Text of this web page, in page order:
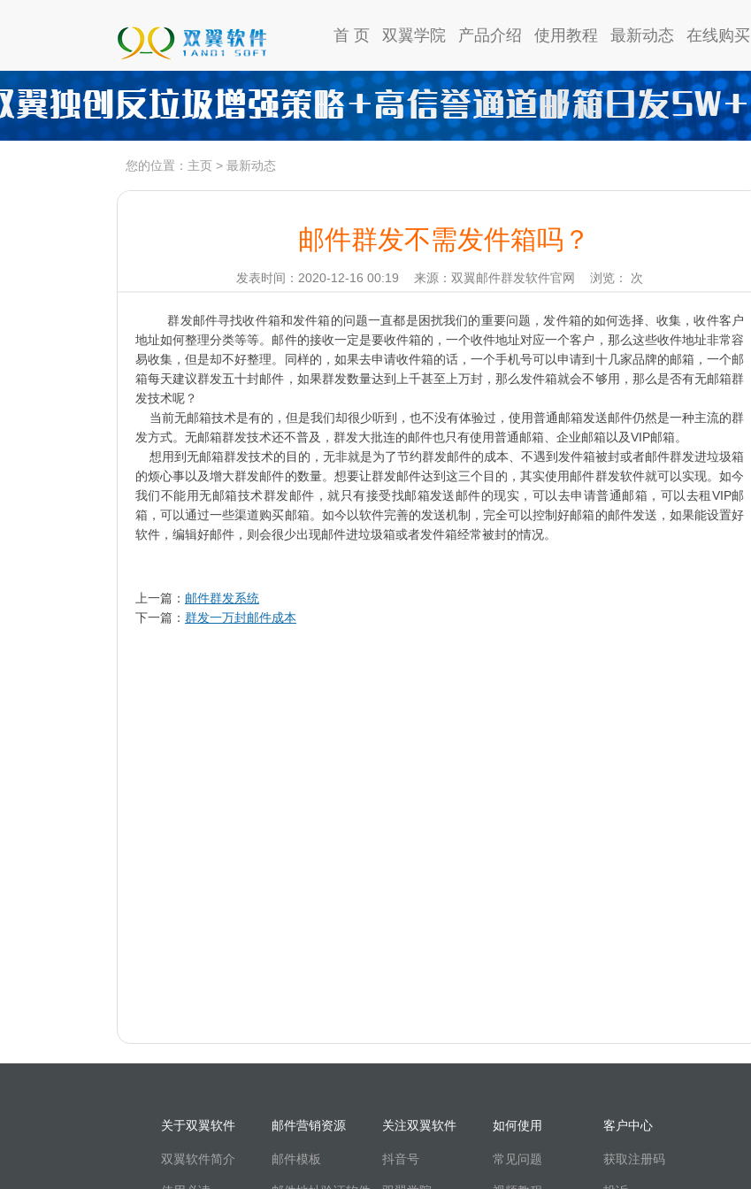
首 页 双翼学院 产品介绍 使用教程 最新动态 在线购买
您的位置： 主页 > 最新动态
邮件群发不需发件箱吗？
发表时间：2020-12-16 00:19 来源：双翼邮件群发软件官网 浏览： 次
群发邮件寻找收件箱和发件箱的问题一直都是困扰我们的重要问题，发件箱的如何选择、收集，收件客户
地址如何整理分类等等。邮件的接收一定是要收件箱的，一个收件地址对应一个客户，那么这些收件地址非常容
易收集，但是却不好整理。同样的，如果去申请收件箱的话，一个手机号可以申请到十几家品牌的邮箱，一个邮
箱每天建议群发五十封邮件，如果群发数量达到上千甚至上万封，那么发件箱就会不够用，那么是否有无邮箱群
发技术呢？
当前无邮箱技术是有的，但是我们却很少听到，也不没有体验过，使用普通邮箱发送邮件仍然是一种主流的群
发方式。无邮箱群发技术还不普及，群发大批连的邮件也只有使用普通邮箱、企业邮箱以及VIP邮箱。
想用到无邮箱群发技术的目的，无非就是为了节约群发邮件的成本、不遇到发件箱被封或者邮件群发进垃圾箱
的烦心事以及增大群发邮件的数量。想要让群发邮件达到这三个目的，其实使用邮件群发软件就可以实现。如今
我们不能用无邮箱技术群发邮件，就只有接受找邮箱发送邮件的现实，可以去申请普通邮箱，可以去租VIP邮
箱，可以通过一些渠道购买邮箱。如今以软件完善的发送机制，完全可以控制好邮箱的邮件发送，如果能设置好
软件，编辑好邮件，则会很少出现邮件进垃圾箱或者发件箱经常被封的情况。
上一篇： 邮件群发系统
下一篇： 群发一万封邮件成本
关于双翼软件
双翼软件简介
邮件营销资源
邮件模板
关注双翼软件
抖音号
如何使用
常见问题
客户中心
获取注册码